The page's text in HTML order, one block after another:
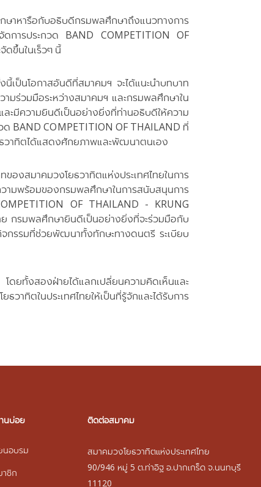
ษาหารือกับอธิบดีกรมพลศึกษาถึงแนวทางการ
จัดการประกวด BAND COMPETITION OF
ดขึ้นในเร็วๆ นี้
เป็นโอกาสอันดีที่สมาคมฯ จะได้แนะนำบทบาท
มร่วมมือระหว่างสมาคมฯ และกรมพลศึกษาใน
มีความยินดีเป็นอย่างยิ่งที่ท่านอธิบดีให้ความ
BAND COMPETITION OF THAILAND ที่
ธวาทิตได้แสดงศักยภาพและพัฒนาตนเอง
งสมาคมวงโยธวาทิตแห่งประเทศไทยในการ
ามพร้อมของกรมพลศึกษาในการสนับสนุนการ
OF THAILAND - KRUNG
ย กรมพลศึกษายินดีเป็นอย่างยิ่งที่จะร่วมมือกับ
จกรรมที่ช่วยพัฒนาทั้งทักษะทางดนตรี ระเบียบ
ยทั้งสองฝ่ายได้แลกเปลี่ยนความคิดเห็นและ
ตในประเทศไทยให้เป็นที่รู้จักและได้รับการ
นบ่อย
นอบรม
ชิก
ติดต่อสมาคม
สมาคมวงโยธวาทิตแห่งประเทศไทย
90/946 หมู่ 5 ต.ท่าอิฐ อ.ปากเกร็ด จ.นนทบุรี
11120